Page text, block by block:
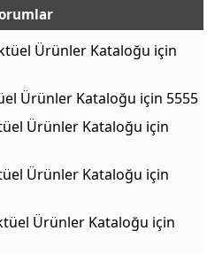
Ürünler Kataloğu için
Ürünler Kataloğu için 5555
Ürünler Kataloğu için
Ürünler Kataloğu için
Ürünler Kataloğu için